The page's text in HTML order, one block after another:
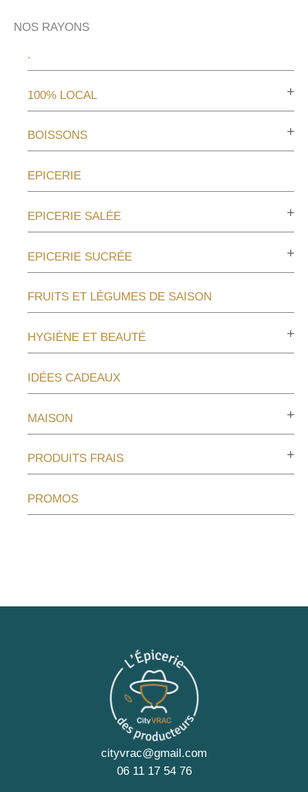
NOS RAYONS
.
100% LOCAL
BOISSONS
EPICERIE
EPICERIE SALÉE
EPICERIE SUCRÉE
FRUITS ET LÉGUMES DE SAISON
HYGIÈNE ET BEAUTÉ
IDÉES CADEAUX
MAISON
PRODUITS FRAIS
PROMOS
cityvrac@gmail.com
06 11 17 54 76